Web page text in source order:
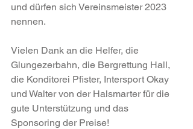
und dürfen sich Vereinsmeister 2023
nennen.
Vielen Dank an die Helfer, die
Glungezerbahn, die Bergrettung Hall,
die Konditorei Pfister, Intersport Okay
und Walter von der Halsmarter für die
gute Unterstützung und das
Sponsoring der Preise!